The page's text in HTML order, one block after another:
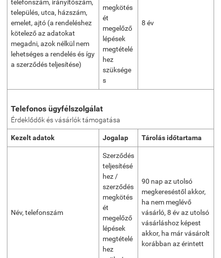
telefonszám, irányítószám,
település, utca, házszám,
emelet, ajtó (a rendeléshez
kötelező az adatokat
megadni, azok nélkül nem
lehetséges a rendelés és így
a szerződés teljesítése)
megkötés
ét
megelőző
lépések
megtételé
hez
szüksége
s
8 év
Telefonos ügyfélszolgálat
Érdeklődők és vásárlók támogatása
Kezelt adatok Jogalap Tárolás időtartama
Név, telefonszám
Szerződés
teljesítésé
hez /
szerződés
megkötés
ét
megelőző
lépések
megtételé
hez
90 nap az utolsó
megkereséstől akkor,
ha nem meglévő
vásárló, 8 év az utolsó
vásárláshoz képest
akkor, ha már vásárolt
korábban az érintett